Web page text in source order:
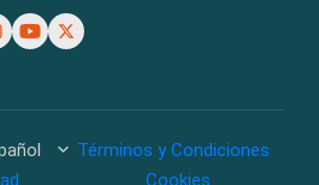
Términos y Condiciones
Cookies